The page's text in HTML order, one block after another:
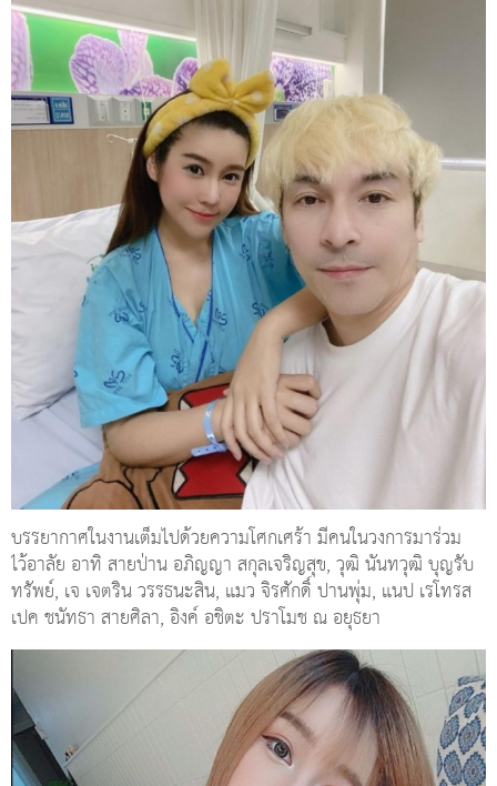
บรรยากาศในงานเต็มไปด้วยความโศกเศร้า มีคนในวงการมาร่วม
ไว้อาลัย อาทิ สายป่าน อภิญญา สกุลเจริญสุข, วุฒิ นันทวุฒิ บุญรับ
ทรัพย์, เจ เจตริน วรรธนะสิน, แมว จิรศักดิ์ ปานพุ่ม, แนป เรโทรส
เปค ชนัทธา สายศิลา, อิงค์ อชิตะ ปราโมช ณ อยุธยา